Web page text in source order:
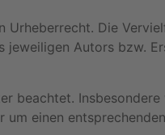
Die
Autors bzw.
beachtet.
einen